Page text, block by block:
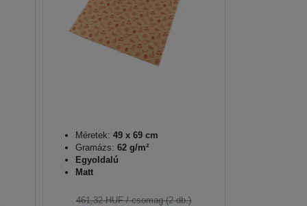
Méretek: 49 x 69 cm
Gramázs: 62 g/m²
Egyoldalú
Matt
461,32 HUF/ csomag (2 db.)